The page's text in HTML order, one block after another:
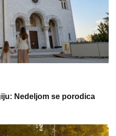
Nedeljom se porodica